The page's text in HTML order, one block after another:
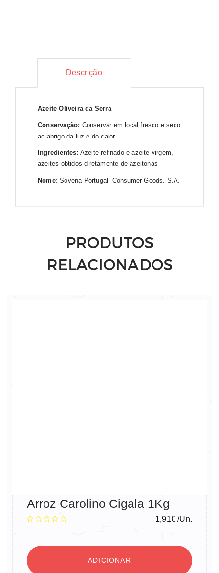
Descrição
Azeite Oliveira da Serra
Conservação: Conservar em local fresco e seco
ao abrigo da luz e do calor
Ingredientes: Azeite refinado e azeite virgem,
azeites obtidos diretamente de azeitonas
Nome: Sovena Portugal- Consumer Goods, S.A.
PRODUTOS
RELACIONADOS
Arroz Carolino Cigala 1Kg
1,91€ /Un.
ADICIONAR